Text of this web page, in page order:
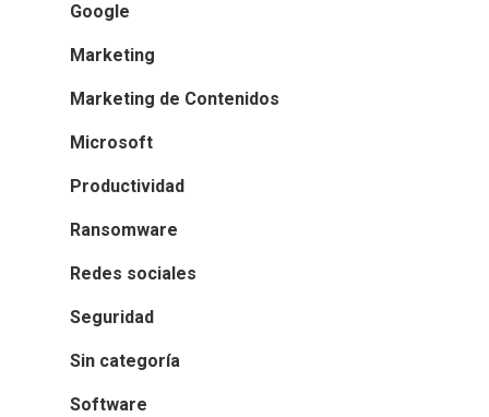
Google
Marketing
Marketing de Contenidos
Microsoft
Productividad
Ransomware
Redes sociales
Seguridad
Sin categoría
Software